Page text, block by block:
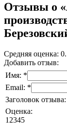
Отзывы о
Средняя оценка:
Добавить отзыв:
Имя: *
Email: *
Заголовок отзыва:
Оценка:
1 2345